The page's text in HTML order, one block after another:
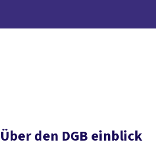
Über den DGB einblick